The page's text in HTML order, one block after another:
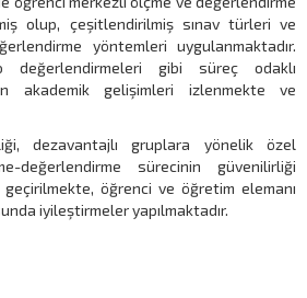
olup, çeşitlendirilmiş sınav türleri ve
yöntemleri uygulanmaktadır.
değerlendirmeleri gibi süreç odaklı
akademik gelişimleri izlenmekte ve
dezavantajlı gruplara yönelik özel
değerlendirme sürecinin güvenilirliği
öğrenci ve öğretim elemanı
iyileştirmeler yapılmaktadır.